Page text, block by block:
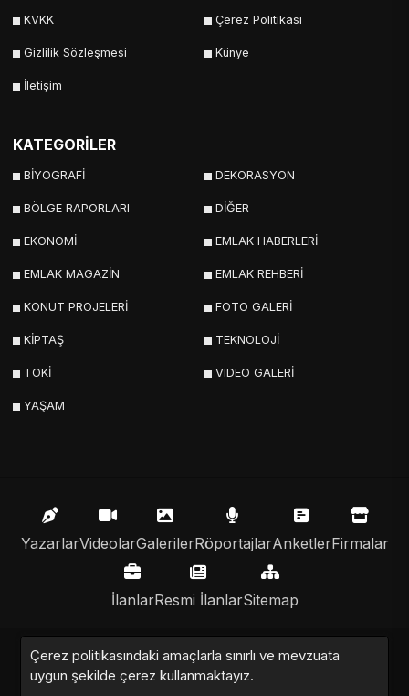
KVKK Çerez Politikası
Gizlilik Sözleşmesi Künye
İletişim
KATEGORİLER
BİYOGRAFİ DEKORASYON
BÖLGE RAPORLARI DİĞER
EKONOMİ EMLAK HABERLERİ
EMLAK MAGAZİN EMLAK REHBERİ
KONUT PROJELERİ FOTO GALERİ
KİPTAŞ TEKNOLOJİ
TOKİ VIDEO GALERİ
YAŞAM
YazarlarVideolarGalerilerRöportajlarAnketlerFirmalar
İlanlarResmi İlanlarSitemap
Emlak Nabzı © 2020 - 2025. Tüm Hakları Saklıdır.
Çerez politikasındaki amaçlarla sınırlı ve mevzuata
uygun şekilde çerez kullanmaktayız.